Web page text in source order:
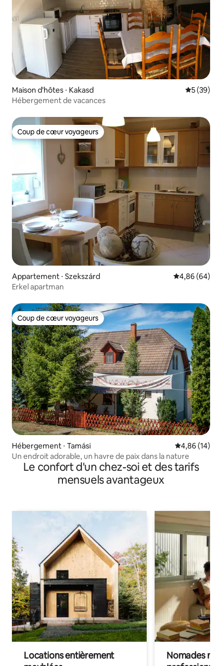
Maison d'hôtes ⋅ Kakasd
5 (39)
Hébergement de vacances
Coup de cœur voyageurs
Coup de cœur voyageurs
Appartement ⋅ Szekszárd Évaluation
4,86 (64)
Erkel apartman
Coup de cœur voyageurs
Coup de cœur voyageurs
Hébergement ⋅ Tamási Évaluation
4,86 (14)
Un endroit adorable, un havre de paix dans la nature
Le confort d'un chez-soi et des tarifs
mensuels avantageux
Locations entièrement
Nomades